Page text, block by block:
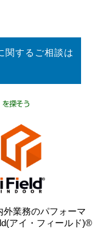
関するご相談は
業務のパフォーマ
アイ・フィールド)®